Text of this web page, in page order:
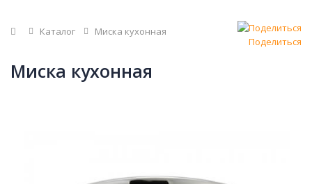
Главная
Каталог
Миска кухонная
Поделиться
Миска кухонная